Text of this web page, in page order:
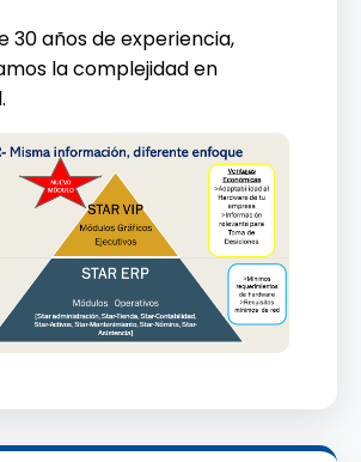
30 años de experiencia,
la complejidad en